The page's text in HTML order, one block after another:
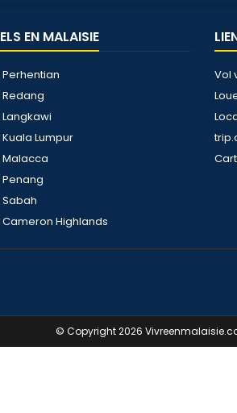
EN MALAISIE
Lumpur
Malacca
Cameron Highlands
Vol
© Copyright 2026